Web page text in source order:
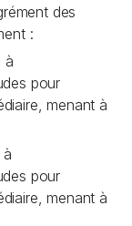
des
:
à
pour
menant à
pour
menant à